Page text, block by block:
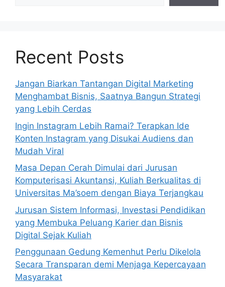
Recent Posts
Jangan Biarkan Tantangan Digital Marketing
Menghambat Bisnis, Saatnya Bangun Strategi
yang Lebih Cerdas
Ingin Instagram Lebih Ramai? Terapkan Ide
Konten Instagram yang Disukai Audiens dan
Mudah Viral
Masa Depan Cerah Dimulai dari Jurusan
Komputerisasi Akuntansi, Kuliah Berkualitas di
Universitas Ma’soem dengan Biaya Terjangkau
Jurusan Sistem Informasi, Investasi Pendidikan
yang Membuka Peluang Karier dan Bisnis
Digital Sejak Kuliah
Penggunaan Gedung Kemenhut Perlu Dikelola
Secara Transparan demi Menjaga Kepercayaan
Masyarakat